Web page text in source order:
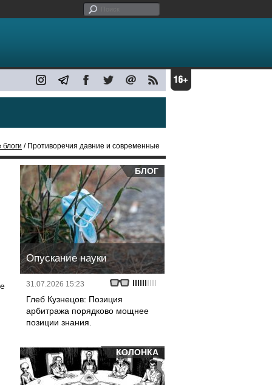
блоги / Противоречия давние и современные
БЛОГ
Опускание науки
31.07.2026 15:23
Глеб Кузнецов: Позиция
арбитража порядково мощнее
позиции знания.
КОЛОНКА